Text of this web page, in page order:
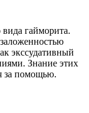
гайморита.
экссудативный
Знание этих
за помощью.